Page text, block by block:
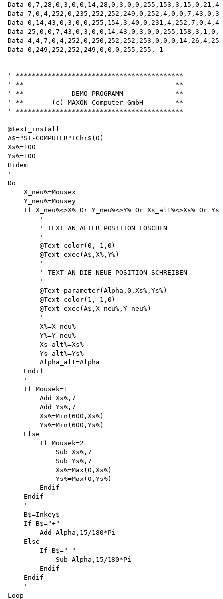
Data
Data
Data
Data
Data 4,4,7,0,4,252,0,250,252,252,253,0,0,0,14,26,4,252
' ******************************************
' **                                      **
' **            DEMO-PROGRAMM             **
' **       (c) MAXON Computer GmbH        **
' ******************************************
@Text_install
A$="ST-COMPUTER"+Chr$(0)
Xs%=100
Ys%=100
Hidem
'
Do
    X_neu%=Mousex
    Y_neu%=Mousey
If X_neu%<>X% Or Y_neu%<>Y% Or Xs_alt%<>Xs% Or
        '
        ' TEXT AN ALTER POSITION LÖSCHEN
        '
        @Text_color(0,-1,0)
        @Text_exec(A$,X%,Y%)
        '
        ' TEXT AN DIE NEUE POSITION SCHREIBEN
        '
        @Text_parameter(Alpha,0,Xs%,Ys%)
        @Text_color(1,-1,0)
        @Text_exec(A$,X_neu%,Y_neu%)
        '
        X%=X_neu%
        Y%=Y_neu%
        Xs_alt%=Xs%
        Ys_alt%=Ys%
        Alpha_alt=Alpha
    Endif
    '
    If Mousek=1
        Add Xs%,7
        Add Ys%,7
        Xs%=Min(600,Xs%)
        Ys%=Min(600,Ys%)
    Else
        If Mousek=2
            Sub Xs%,7
            Sub Ys%,7
            Xs%=Max(0,Xs%)
            Ys%=Max(0,Ys%)
        Endif
    Endif
    '
    B$=Inkey$
    If B$="+"
        Add Alpha,15/180*Pi
    Else
        If B$="-"
            Sub Alpha,15/180*Pi
        Endif
    Endif
    '